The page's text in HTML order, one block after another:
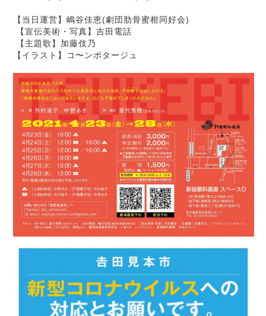
【当日運営】嶋谷佳恵(劇団肋骨蜜柑同好会)
【宣伝美術・写真】吉田電話
【主題歌】加藤伎乃
【イラスト】コ〜ンポタージュ